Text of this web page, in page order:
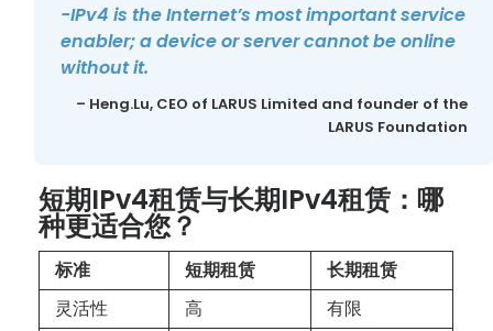
-IPv4 is the Internet’s most important service
enabler; a device or server cannot be online
without it.
– Heng.Lu, CEO of LARUS Limited and founder of the
LARUS Foundation
短期IPv4租赁与长期IPv4租赁：哪
种更适合您？
标准 短期租赁
长期租赁
灵活性
高
有限